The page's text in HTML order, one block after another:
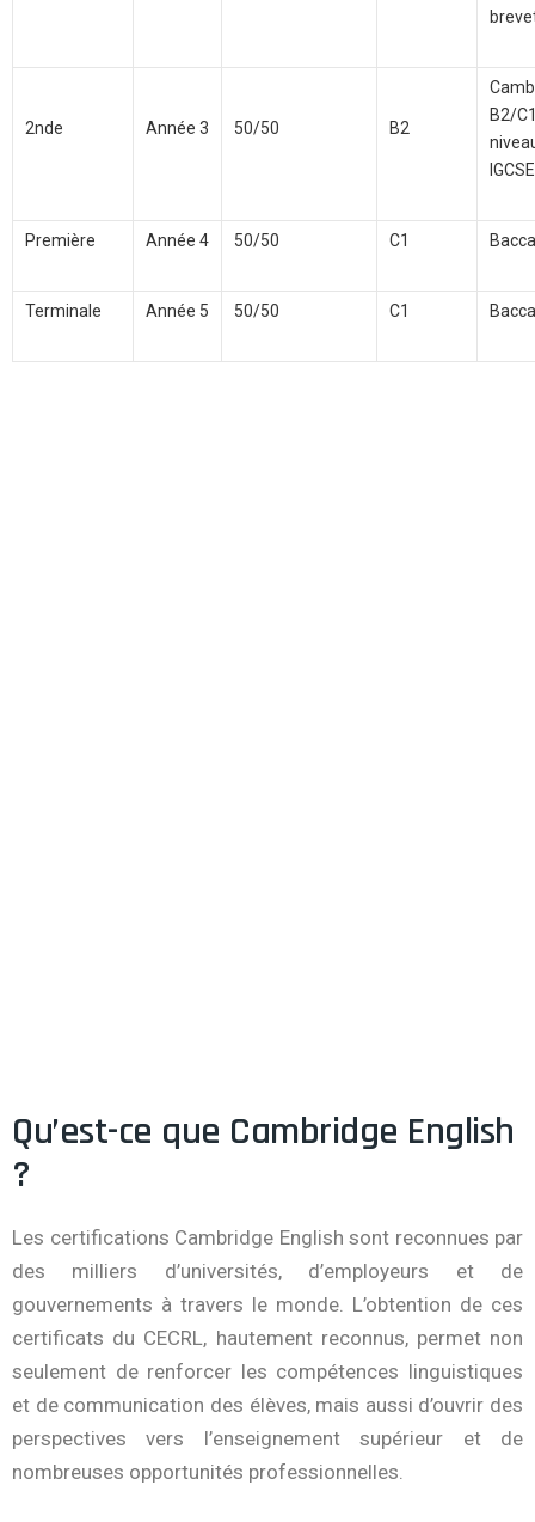
2nde Année 3 50/50 B2
B2/
IGCSE
Première Année 4 50/50 C1
Terminale Année 5 50/50 C1
Qu’est-ce que Cambridge English
?
Les certifications Cambridge English sont reconnues par
des milliers d’universités, d’employeurs et de
gouvernements à travers le monde. L’obtention de ces
certificats du CECRL, hautement reconnus, permet non
seulement de renforcer les compétences linguistiques
et de communication des élèves, mais aussi d’ouvrir des
perspectives vers l’enseignement supérieur et de
nombreuses opportunités professionnelles.